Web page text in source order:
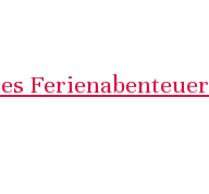
Ferienabenteuer